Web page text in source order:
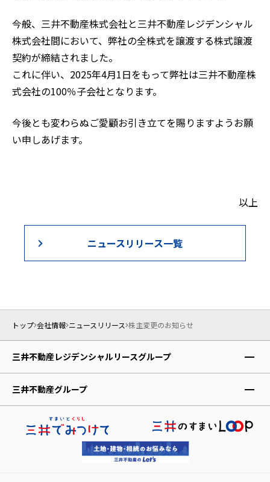
今般、三井不動産株式会社と三井不動産レジデンシャル
株式会社間において、弊社の全株式を譲渡する株式譲渡
契約が締結されました。
これに伴い、2025年4月1日をもって弊社は三井不動産株
式会社の100％子会社となります。
今後とも変わらぬご愛顧お引き立てを賜りますようお願
い申しあげます。
以上
ニュースリリース一覧
トップ 会社情報 ニュースリリース 株主変更のお知らせ
三井不動産レジデンシャルリースグループ
レジデントファースト株式会社
株式会社アコモデーションファースト
レジデントアシスタンス株式会社
レジデントインシュアランス少額短期保険株式会社
三井不動産グループ
三井不動産株式会社
三井不動産レジデンシャル株式会社
三井不動産リアルティ株式会社